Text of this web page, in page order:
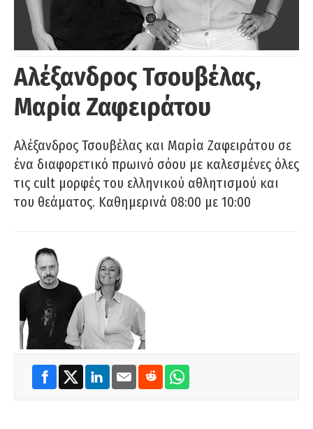
Αλέξανδρος Τσουβέλας,
Μαρία Ζαφειράτου
Αλέξανδρος Τσουβέλας και Μαρία Ζαφειράτου σε
ένα διαφορετικό πρωινό σόου με καλεσμένες όλες
τις cult μορφές του ελληνικού αθλητισμού και
του θεάματος. Καθημερινά 08:00 με 10:00